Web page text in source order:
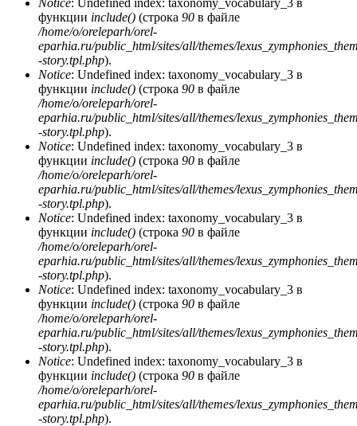
функции include() (строка 90 в файле
/home/o/oreleparh/orel-
eparhia.ru/public_html/sites/all/themes/
-story.tpl.php).
Notice: Undefined index: taxonomy_vocabulary_3 в
функции include() (строка 90 в файле
/home/o/oreleparh/orel-
eparhia.ru/public_html/sites/all/themes/
-story.tpl.php).
Notice: Undefined index: taxonomy_vocabulary_3 в
функции include() (строка 90 в файле
/home/o/oreleparh/orel-
eparhia.ru/public_html/sites/all/themes/
-story.tpl.php).
Notice: Undefined index: taxonomy_vocabulary_3 в
функции include() (строка 90 в файле
/home/o/oreleparh/orel-
eparhia.ru/public_html/sites/all/themes/
-story.tpl.php).
Notice: Undefined index: taxonomy_vocabulary_3 в
функции include() (строка 90 в файле
/home/o/oreleparh/orel-
eparhia.ru/public_html/sites/all/themes/
-story.tpl.php).
Notice: Undefined index: taxonomy_vocabulary_3 в
функции include() (строка 90 в файле
/home/o/oreleparh/orel-
eparhia.ru/public_html/sites/all/themes/
-story.tpl.php).